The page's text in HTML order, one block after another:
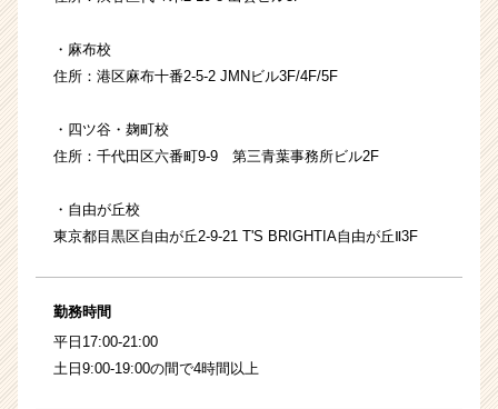
・麻布校
住所：港区麻布十番2-5-2 JMNビル3F/4F/5F
・四ツ谷・麹町校
住所：千代田区六番町9-9 第三青葉事務所ビル2F
・自由が丘校
東京都目黒区自由が丘2-9-21 T'S BRIGHTIA自由が丘Ⅱ3F
勤務時間
平日17:00-21:00
土日9:00-19:00の間で4時間以上